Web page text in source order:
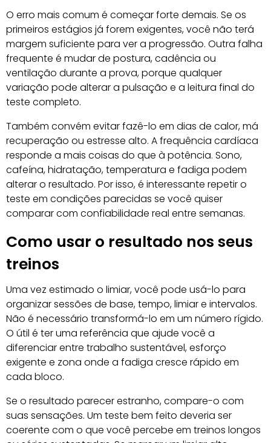
O erro mais comum é começar forte demais. Se os
primeiros estágios já forem exigentes, você não terá
margem suficiente para ver a progressão. Outra falha
frequente é mudar de postura, cadência ou
ventilação durante a prova, porque qualquer
variação pode alterar a pulsação e a leitura final do
teste completo.
Também convém evitar fazê-lo em dias de calor, má
recuperação ou estresse alto. A frequência cardíaca
responde a mais coisas do que à potência. Sono,
cafeína, hidratação, temperatura e fadiga podem
alterar o resultado. Por isso, é interessante repetir o
teste em condições parecidas se você quiser
comparar com confiabilidade real entre semanas.
Como usar o resultado nos seus
treinos
Uma vez estimado o limiar, você pode usá-lo para
organizar sessões de base, tempo, limiar e intervalos.
Não é necessário transformá-lo em um número rígido.
O útil é ter uma referência que ajude você a
diferenciar entre trabalho sustentável, esforço
exigente e zona onde a fadiga cresce rápido em
cada bloco.
Se o resultado parecer estranho, compare-o com
suas sensações. Um teste bem feito deveria ser
coerente com o que você percebe em treinos longos